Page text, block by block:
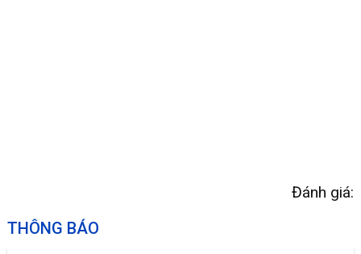
Đánh giá:
THÔNG BÁO